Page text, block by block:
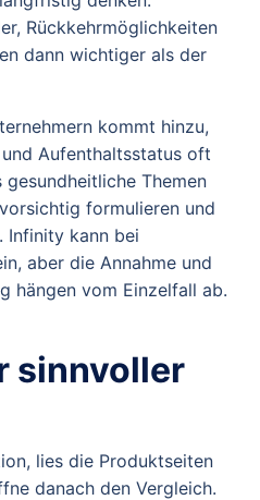
Rückkehrmöglichkeiten
dann wichtiger als der
kommt hinzu,
Aufenthaltsstatus oft
Themen
formulieren und
Infinity kann bei
aber die Annahme und
hängen vom Einzelfall ab.
sinnvoller
lies die Produktseiten
danach den Vergleich.